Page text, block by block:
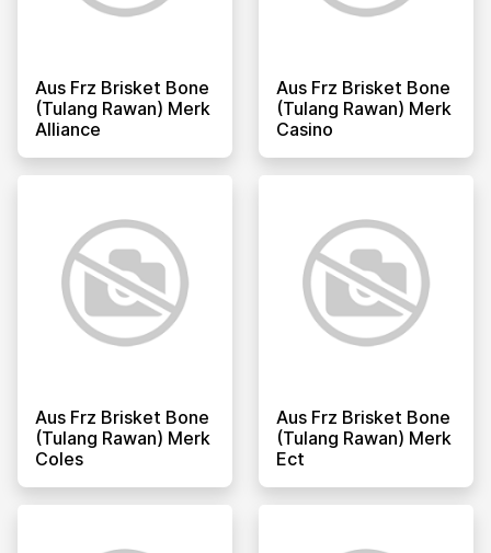
Aus Frz Brisket Bone
(tulang Rawan) Merk
Alliance
Aus Frz Brisket Bone
(tulang Rawan) Merk
Casino
Aus Frz Brisket Bone
(tulang Rawan) Merk
Coles
Aus Frz Brisket Bone
(tulang Rawan) Merk
Ect